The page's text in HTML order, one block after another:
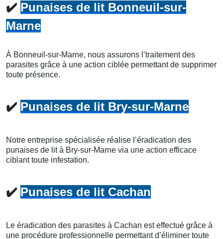
✔️ Punaises de lit Bonneuil-sur-
Marne
À Bonneuil-sur-Marne, nous assurons l’traitement des
parasites grâce à une action ciblée permettant de supprimer
toute présence.
✔️ Punaises de lit Bry-sur-Marne
Notre entreprise spécialisée réalise l’éradication des
punaises de lit à Bry-sur-Marne via une action efficace
ciblant toute infestation.
✔️ Punaises de lit Cachan
Le éradication des parasites à Cachan est effectué grâce à
une procédure professionnelle permettant d’éliminer toute